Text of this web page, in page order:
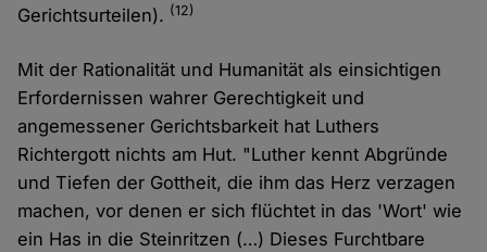
Gerichtsurteilen). (12)
Mit der Rationalität und Humanität als einsichtigen
Erfordernissen wahrer Gerechtigkeit und
angemessener Gerichtsbarkeit hat Luthers
Richtergott nichts am Hut. "Luther kennt Abgründe
und Tiefen der Gottheit, die ihm das Herz verzagen
machen, vor denen er sich flüchtet in das 'Wort' wie
ein Has in die Steinritzen (…) Dieses Furchtbare